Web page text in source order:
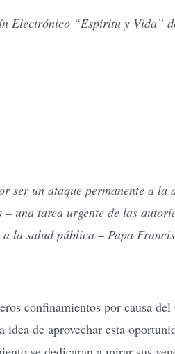
Electrónico “Espíritu y Vida”
ser un ataque permanente a la
una tarea urgente de las
la salud pública – Papa
confinamientos por causa
de aprovechar esta